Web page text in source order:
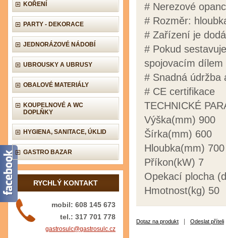
KOŘENÍ
PARTY - DEKORACE
JEDNORÁZOVÉ NÁDOBÍ
UBROUSKY A UBRUSY
OBALOVÉ MATERIÁLY
KOUPELNOVÉ A WC
DOPLŇKY
HYGIENA, SANITACE, ÚKLID
GASTRO BAZAR
RYCHLÝ KONTAKT
mobil: 608 145 673
tel.: 317 701 778
gastrosulc@gastrosulc.cz
# Nerezové
# Rozměr:
# Zařízení je
# Pokud
spojovacím
# Snadná údržba
# CE certifikace
TECHNICKÉ
Výška(mm) 900
Šírka(mm) 600
Hloubka(mm) 700
Příkon(kW) 7
Opekací plocha
Hmotnost(kg) 50
Dotaz na produkt Odeslat příteli